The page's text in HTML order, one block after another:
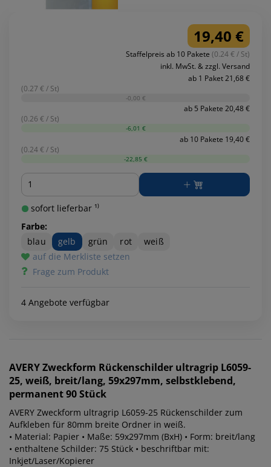
19,40 €
Staffelpreis ab 10 Pakete (0.24 € / St)
inkl. MwSt. & zzgl. Versand
ab 1 Paket 21,68 €
(0.27 € / St)
-0,00 €
ab 5 Pakete 20,48 €
(0.26 € / St)
-6,01 €
ab 10 Pakete 19,40 €
(0.24 € / St)
-22,85 €
Menge
sofort lieferbar ¹⁾
Farbe:
blau
gelb grün rot
weiß
auf die Merkliste setzen
Frage zum Produkt
4 Angebote verfügbar
AVERY Zweckform Rückenschilder ultragrip L6059-
25, weiß, breit/lang, 59x297mm, selbstklebend,
permanent 90 Stück
AVERY Zweckform ultragrip L6059-25 Rückenschilder zum
Aufkleben für 80mm breite Ordner in weiß.
• Material: Papier • Maße: 59x297mm (BxH) • Form: breit/lang
• enthaltene Schilder: 75 Stück • beschriftbar mit:
Inkjet/Laser/Kopierer